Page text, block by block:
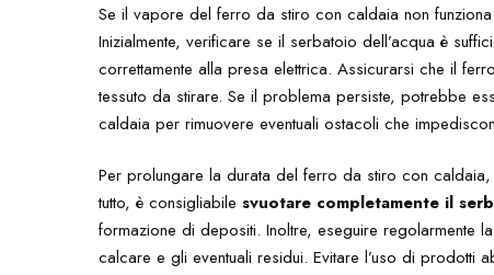
Se il vapore del ferro da stiro con caldaia non
Inizialmente, verificare se il serbatoio dell’acqua è
correttamente alla presa elettrica. Assicurarsi che il
tessuto da stirare. Se il problema persiste, potrebbe
caldaia per rimuovere eventuali ostacoli che
Per prolungare la durata del ferro da stiro con caldaia,
tutto, è consigliabile svuotare completamente il
formazione di depositi. Inoltre, eseguire regolarmente
calcare e gli eventuali residui. Evitare l’uso di prodotti